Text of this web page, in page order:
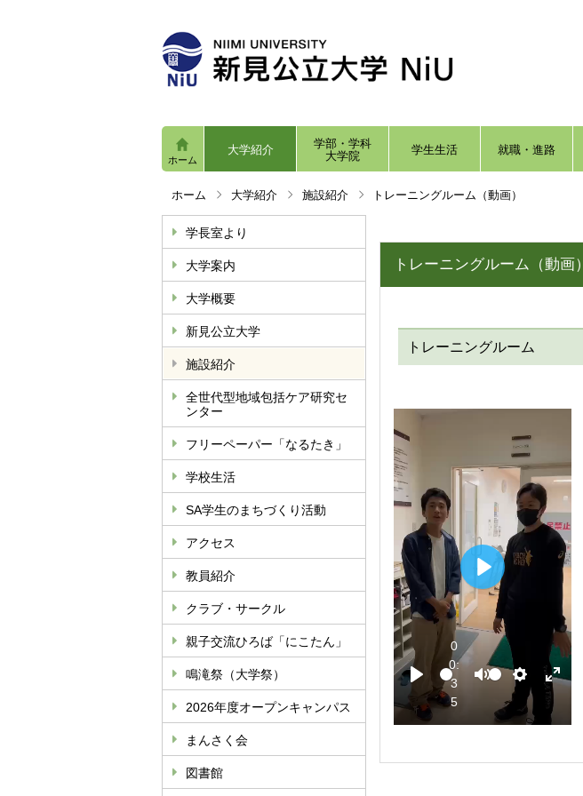
ホーム
大学紹介
学部・学科
大学院
学生生活 就職・進路
ホーム 大学紹介 施設紹介 トレーニングルーム（動画）
学長室より
大学案内
大学概要
新見公立大学
施設紹介
全世代型地域包括ケア研究セ
ンター
フリーペーパー「なるたき」
学校生活
SA学生のまちづくり活動
アクセス
教員紹介
クラブ・サークル
親子交流ひろば「にこたん」
鳴滝祭（大学祭）
2026年度オープンキャンパス
まんさく会
図書館
トレーニングルーム（動画）
トレーニングルーム
P
P
l
a
S
e
e
0
0:
3
5
t
V
l
e
e
t
i
E
n
t
r